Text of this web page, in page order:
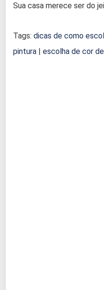
Sua casa merece ser do
Tags: dicas de como
pintura | escolha de cor